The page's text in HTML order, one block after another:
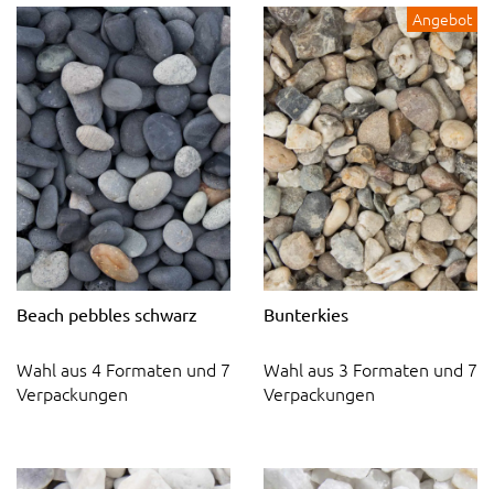
Beach pebbles schwarz
Wahl aus 4 Formaten und 7
Verpackungen
Angebot
Bunterkies
Wahl aus 3 Formaten und 7
Verpackungen